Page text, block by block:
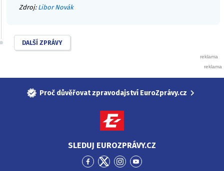
Zdroj: Libor Novák
DALŠÍ ZPRÁVY
Proč důvěřovat zpravodajství EuroZprávy.cz
SLEDUJ EUROZPRÁVY.CZ
PřejítPřejítPřejítPřejít